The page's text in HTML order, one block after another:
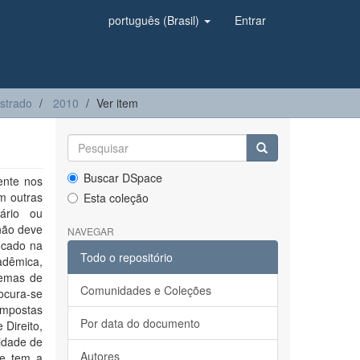
português (Brasil) Entrar
2010 Ver item
nos
outras
ou
deve
na
de
se
Direito,
de
Buscar DSpace
Esta coleção
NAVEGAR
Todo o repositório
Comunidades e Coleções
Por data do documento
Autores